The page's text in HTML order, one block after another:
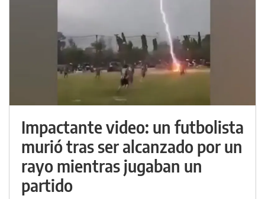
Impactante video: un futbolista
murió tras ser alcanzado por un
rayo mientras jugaban un
partido